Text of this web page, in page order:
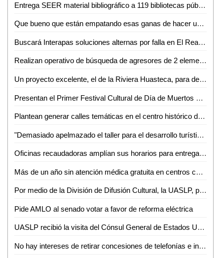
Entrega SEER material bibliográfico a 119 bibliotecas públicas
Que bueno que están empatando esas ganas de hacer un gran proyecto turístico: Lilia Lara
Buscará Interapas soluciones alternas por falla en El Realito
Realizan operativo de búsqueda de agresores de 2 elementos de PDI
Un proyecto excelente, el de la Riviera Huasteca, para detonar el turismo
Presentan el Primer Festival Cultural de Día de Muertos de Santa María del Río
Plantean generar calles temáticas en el centro histórico de SLP
"Demasiado apelmazado el taller para el desarrollo turístico de la ZH": Guillermo Ahuja
Oficinas recaudadoras amplían sus horarios para entrega de licencias gratuitas
Más de un año sin atención médica gratuita en centros comunitarios, sin razón: Albarrán Ramírez
Por medio de la División de Difusión Cultural, la UASLP, presentará el espectáculo "Taka Dimi Ta" de la compañía de danza de la India
Pide AMLO al senado votar a favor de reforma eléctrica
UASLP recibió la visita del Cónsul General de Estados Unidos
No hay intereses de retirar concesiones de telefonías e internet: AMLO